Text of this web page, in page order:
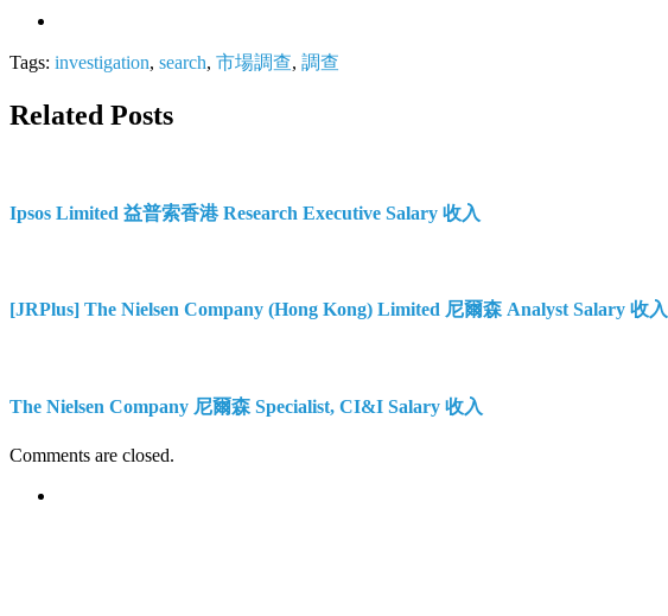
Tags: investigation, search, 市場調查, 調查
Related Posts
Ipsos Limited 益普索香港 Research Executive Salary 收入
[JRPlus] The Nielsen Company (Hong Kong) Limited 尼爾森 Analyst Salary 收入
The Nielsen Company 尼爾森 Specialist, CI&I Salary 收入
Comments are closed.